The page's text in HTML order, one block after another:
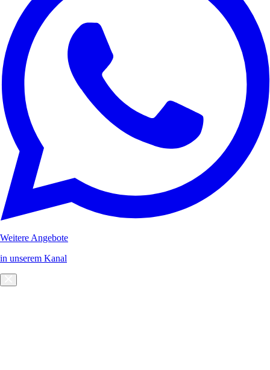
Weitere Angebote
in unserem Kanal